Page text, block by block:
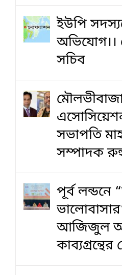
ইউপি
অভিযোগ।।
সচিব
সভাপতি
সম্পাদক
পূর্ব লন্ডনে
আজিজুল